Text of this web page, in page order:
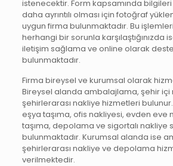
istenecektir. Form kapsamında
daha ayrıntılı olması için fotoğraf
uygun firma bulunmaktadır. Bu
herhangi bir sorunla karşılaştığınızda
iletişim sağlama ve online olarak
bulunmaktadır.
Firma bireysel ve kurumsal olarak
Bireysel alanda ambalajlama, şehir içi
şehirlerarası nakliye hizmetleri
eşya taşıma, ofis nakliyesi, evden eve
taşıma, depolama ve sigortalı nakliye
bulunmaktadır. Kurumsal alanda ise
şehirlerarası nakliye ve depolama
verilmektedir.